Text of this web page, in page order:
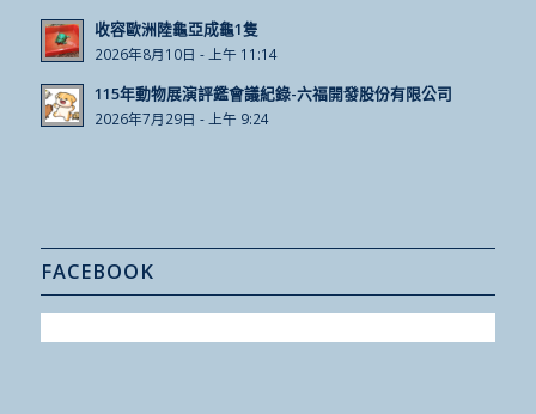
收容歐洲陸龜亞成龜1隻
2026年8月10日 - 上午 11:14
115年動物展演評鑑會議紀錄-六福開發股份有限公司
2026年7月29日 - 上午 9:24
FACEBOOK